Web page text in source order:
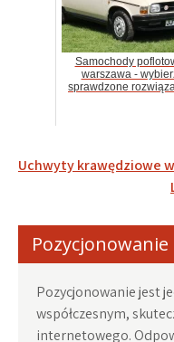
Samochody
warszawa -
sprawdzone
Nawigacja
Uchwyty krawędziowe
Pozycjonowanie
Pozycjonowanie jest
współczesnym,
internetowego.